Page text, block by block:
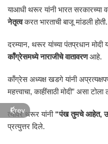
याआधी थरूर यांनी भारत सरकारच्या
नेतृत्वकरत भारताची बाजू मांडली होती.
दरम्यान, थरूर यांच्या पंतप्रधान
कॉंग्रेसमध्ये नाराजीचे वातावरणआहे.
काँग्रेस अध्यक्ष खडगे यांनी
महत्त्वाचा, काहींसाठी मोदी” असा टोला
त्यावर थरूर यांनी “पंख तुमचे आहेत,
प्रत्युत्तर दिले.
Prev